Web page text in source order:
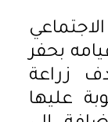
بحفر
زراعة
عليها